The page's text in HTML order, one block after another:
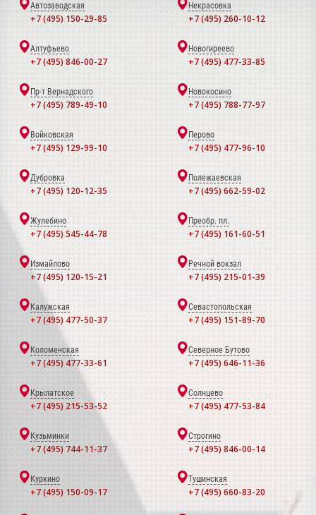
Автозаводская
+7 (495) 150-29-85
Некрасовка
+7 (495) 260-10-12
Алтуфьево
+7 (495) 846-00-27
Новогиреево
+7 (495) 477-33-85
Пр-т Вернадского
+7 (495) 789-49-10
Новокосино
+7 (495) 788-77-97
Войковская
+7 (495) 129-99-10
Перово
+7 (495) 477-96-10
Дубровка
+7 (495) 120-12-35
Полежаевская
+7 (495) 662-59-02
Жулебино
+7 (495) 545-44-78
Преобр. пл.
+7 (495) 161-60-51
Измайлово
+7 (495) 120-15-21
Речной вокзал
+7 (495) 215-01-39
Калужская
+7 (495) 477-50-37
Севастопольская
+7 (495) 151-89-70
Коломенская
+7 (495) 477-33-61
Северное Бутово
+7 (495) 646-11-36
Крылатское
+7 (495) 215-53-52
Солнцево
+7 (495) 477-53-84
Кузьминки
+7 (495) 744-11-37
Строгино
+7 (495) 846-00-14
Куркино
+7 (495) 150-09-17
Тушинская
+7 (495) 660-83-20